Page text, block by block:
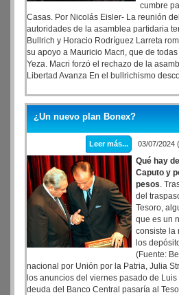
cumbre
Casas. Por Nicolás Eisler- La reunión
autoridades de la asamblea partidaria
Bullrich y Horacio Rodríguez Larreta
su apoyo a Mauricio Macri, que de
Yeza. Macri forzó el rechazo de la
Libertad Avanza En el bullrichismo
¿Un nuevo plan Bonex?
Leer más... 03/07/
Qué hay
Caputo y
pesos.
del
Tesoro,
que es un
consiste la
los
(Fuente:
nacional por Unión por la Patria, Julia
los anuncios del viernes pasado de
deuda del Banco Central pasaría al